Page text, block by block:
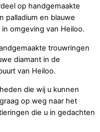
op handgemaakte
palladium en blauwe
omgeving van Heiloo.
trouwringen
diamant in de
van Heiloo.
die wij u kunnen
op weg naar het
die u in gedachten